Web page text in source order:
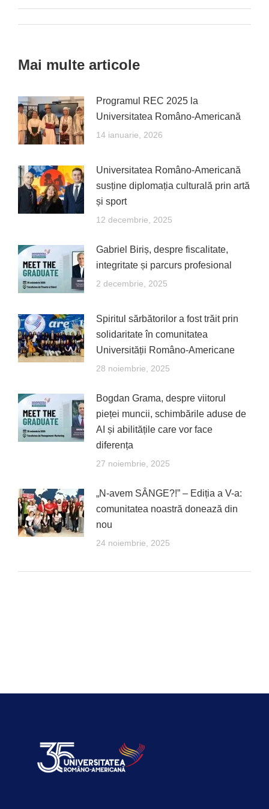
Post
Mai multe articole
Programul REC 2025 la
Universitatea Româno-Americană
14 ianuarie, 2026
Universitatea Româno-Americană
susține diplomația culturală prin artă
și sport
12 decembrie, 2025
Gabriel Biriș, despre fiscalitate,
integritate și parcurs profesional
2 decembrie, 2025
Spiritul sărbătorilor a fost trăit prin
solidaritate în comunitatea
Universității Româno-Americane
28 noiembrie, 2025
Bogdan Grama, despre viitorul
pieței muncii, schimbările aduse de
AI și abilitățile care vor face
diferența
27 noiembrie, 2025
„N-avem SÂNGE?!” – Ediția a V-a:
comunitatea noastră donează din
nou
24 noiembrie, 2025